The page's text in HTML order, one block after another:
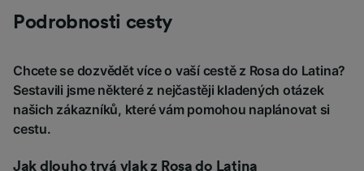
Podrobnosti cesty
Chcete se dozvědět více o vaší cestě z Rosa do Latina?
Sestavili jsme některé z nejčastěji kladených otázek
našich zákazníků, které vám pomohou naplánovat si
cestu.
Jak dlouho trvá vlak z Rosa do Latina